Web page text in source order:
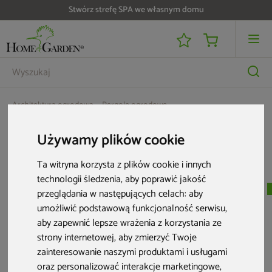
Używamy plików cookie
Ta witryna korzysta z plików cookie i innych
technologii śledzenia, aby poprawić jakość
przeglądania w następujących celach:aby
umożliwić podstawową funkcjonalność serwisu,
aby zapewnić lepsze wrażenia z korzystania ze
strony internetowej,aby zmierzyć Twoje
zainteresowanie naszymi produktami i usługami
oraz personalizować interakcje marketingowe,
Stwórz strefę SPA we własnym domu
Architektura ogrodowa
Pergole ogrodowe
Aktualne oferty
Nowość Nowość